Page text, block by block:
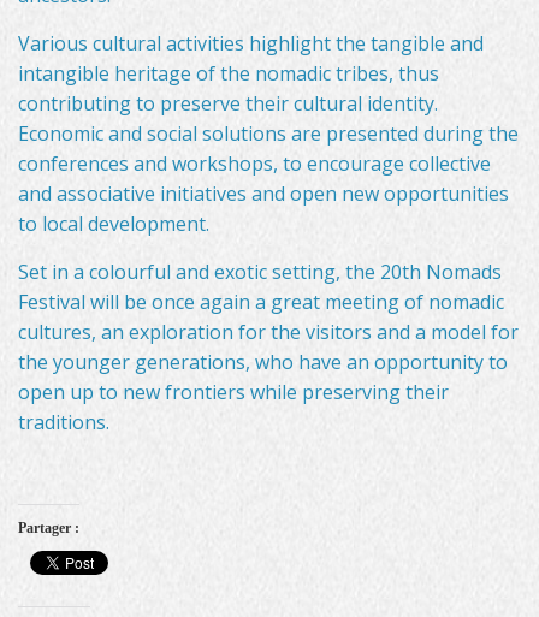
Various cultural activities highlight the tangible and
intangible heritage of the nomadic tribes, thus
contributing to preserve their cultural identity.
Economic and social solutions are presented during the
conferences and workshops, to encourage collective
and associative initiatives and open new opportunities
to local development.
Set in a colourful and exotic setting, the 20th Nomads
Festival will be once again a great meeting of nomadic
cultures, an exploration for the visitors and a model for
the younger generations, who have an opportunity to
open up to new frontiers while preserving their
traditions.
Partager :